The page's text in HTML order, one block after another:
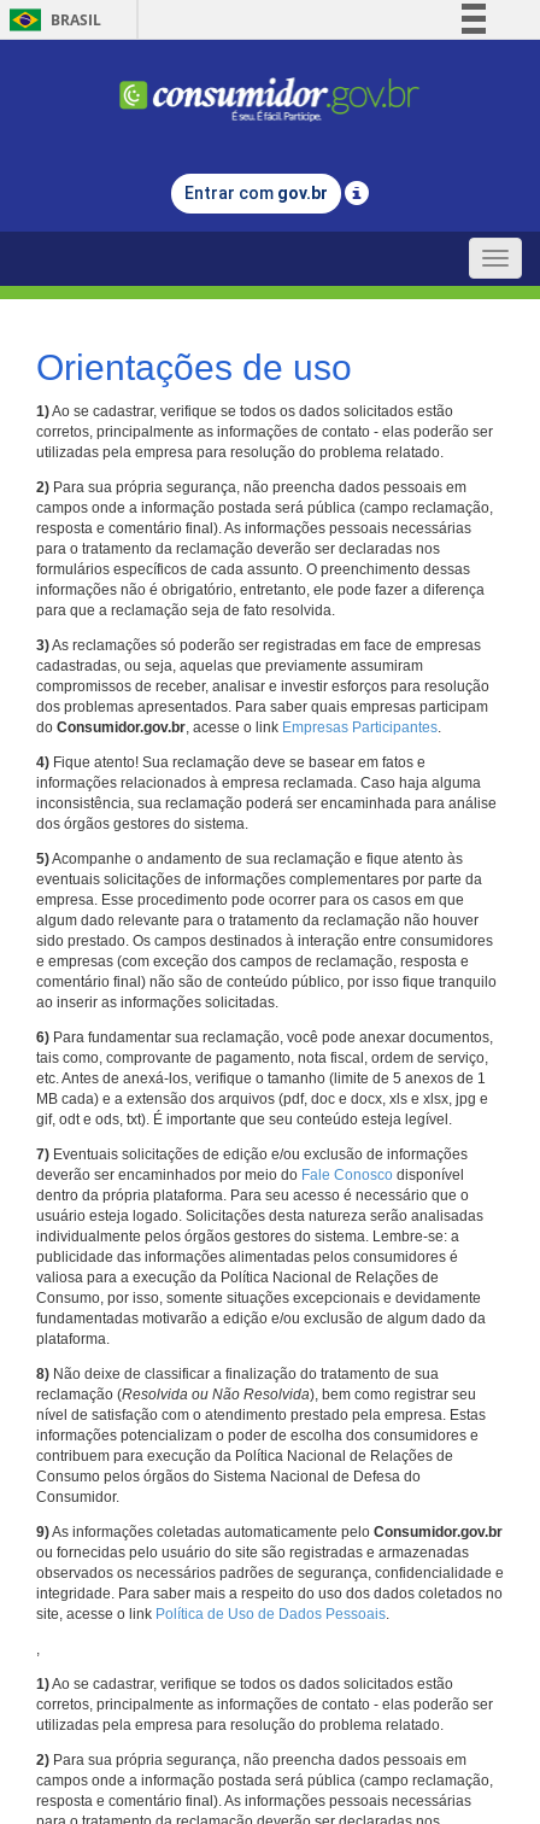
BRASIL
Comunica BR
Legislação
Entrar com gov.br
Toggle
Orientações de uso
1)Ao se cadastrar, verifique se todos os dados solicitados estão
corretos, principalmente as informações de contato - elas poderão ser
utilizadas pela empresa para resolução do problema relatado.
2) Para sua própria segurança, não preencha dados pessoais em
campos onde a informação postada será pública (campo reclamação,
resposta e comentário final). As informações pessoais necessárias
para o tratamento da reclamação deverão ser declaradas nos
formulários específicos de cada assunto. O preenchimento dessas
informações não é obrigatório, entretanto, ele pode fazer a diferença
para que a reclamação seja de fato resolvida.
3)As reclamações só poderão ser registradas em face de empresas
cadastradas, ou seja, aquelas que previamente assumiram
compromissos de receber, analisar e investir esforços para resolução
dos problemas apresentados. Para saber quais empresas participam
do Consumidor.gov.br, acesse o link Empresas Participantes.
4) Fique atento! Sua reclamação deve se basear em fatos e
informações relacionados à empresa reclamada. Caso haja alguma
inconsistência, sua reclamação poderá ser encaminhada para análise
dos órgãos gestores do sistema.
5)Acompanhe o andamento de sua reclamação e fique atento às
eventuais solicitações de informações complementares por parte da
empresa. Esse procedimento pode ocorrer para os casos em que
algum dado relevante para o tratamento da reclamação não houver
sido prestado. Os campos destinados à interação entre consumidores
e empresas (com exceção dos campos de reclamação, resposta e
comentário final) não são de conteúdo público, por isso fique tranquilo
ao inserir as informações solicitadas.
6) Para fundamentar sua reclamação, você pode anexar documentos,
tais como, comprovante de pagamento, nota fiscal, ordem de serviço,
etc. Antes de anexá-los, verifique o tamanho (limite de 5 anexos de 1
MB cada) e a extensão dos arquivos (pdf, doc e docx, xls e xlsx, jpg e
gif, odt e ods, txt). É importante que seu conteúdo esteja legível.
7) Eventuais solicitações de edição e/ou exclusão de informações
deverão ser encaminhados por meio do Fale Conosco disponível
dentro da própria plataforma. Para seu acesso é necessário que o
usuário esteja logado. Solicitações desta natureza serão analisadas
individualmente pelos órgãos gestores do sistema. Lembre-se: a
publicidade das informações alimentadas pelos consumidores é
valiosa para a execução da Política Nacional de Relações de
Consumo, por isso, somente situações excepcionais e devidamente
fundamentadas motivarão a edição e/ou exclusão de algum dado da
plataforma.
8) Não deixe de classificar a finalização do tratamento de sua
reclamação (Resolvida ou Não Resolvida), bem como registrar seu
nível de satisfação com o atendimento prestado pela empresa. Estas
informações potencializam o poder de escolha dos consumidores e
contribuem para execução da Política Nacional de Relações de
Consumo pelos órgãos do Sistema Nacional de Defesa do
Consumidor.
9)As informações coletadas automaticamente pelo Consumidor.gov.br
ou fornecidas pelo usuário do site são registradas e armazenadas
observados os necessários padrões de segurança, confidencialidade e
integridade. Para saber mais a respeito do uso dos dados coletados no
site, acesse o link Política de Uso de Dados Pessoais.
,
1)Ao se cadastrar, verifique se todos os dados solicitados estão
corretos, principalmente as informações de contato - elas poderão ser
utilizadas pela empresa para resolução do problema relatado.
2) Para sua própria segurança, não preencha dados pessoais em
campos onde a informação postada será pública (campo reclamação,
resposta e comentário final). As informações pessoais necessárias